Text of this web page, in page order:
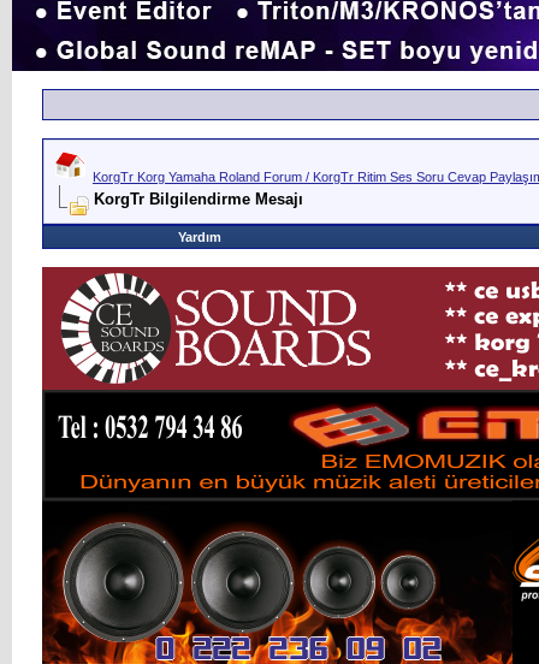
KorgTr Korg Yamaha Roland Forum / KorgTr Ritim Ses Soru Cevap
KorgTr Bilgilendirme Mesajı
Yardım